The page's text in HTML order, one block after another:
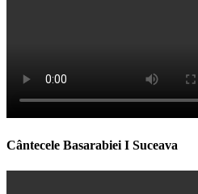
Cântecele Basarabiei I Suceava